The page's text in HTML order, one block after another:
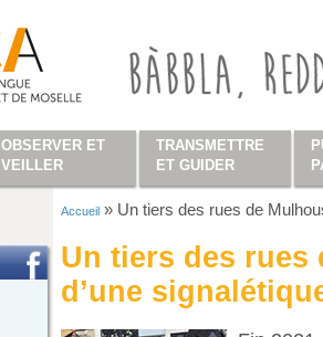
Accueil » Un tiers des rues de
Un tiers des rues
d’une
OBSERVER ET
VEILLER
TRANSMETTRE
ET GUIDER